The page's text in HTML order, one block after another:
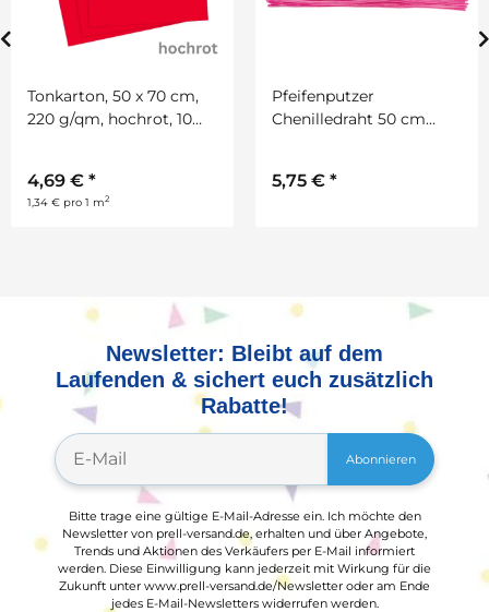
Tonkarton, 50 x 70 cm,
220 g/qm, hochrot, 10
4,69 € *
1,34 € pro 1 m2
Pfeifenputzer
Chenilledraht 50 cm
5,75 € *
Newsletter: Bleibt auf dem
Laufenden & sichert euch zusätzlich
Rabatte!
Abonnieren
Bitte trage eine gültige E-Mail-Adresse ein. Ich möchte den
Newsletter von prell-versand.de, erhalten und über Angebote,
Trends und Aktionen des Verkäufers per E-Mail informiert
werden. Diese Einwilligung kann jederzeit mit Wirkung für die
Zukunft unter www.prell-versand.de/Newsletter oder am Ende
jedes E-Mail-Newsletters widerrufen werden.